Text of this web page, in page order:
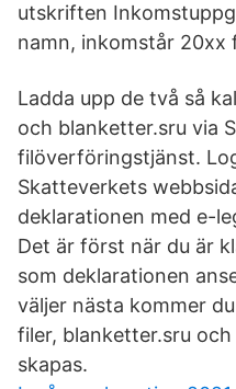
utskriften
namn, inkomstår 20xx
Ladda upp de två så
och blanketter.sru via
filöverföringstjänst.
Skatteverkets
deklarationen med e-
Det är först när du är
som deklarationen
väljer nästa kommer
filer, blanketter.sru
skapas.